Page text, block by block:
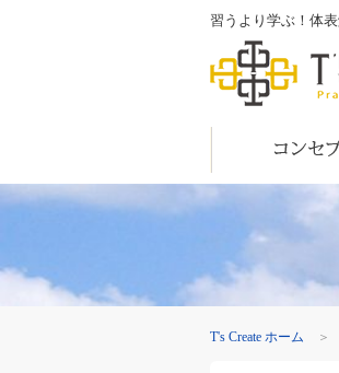
習うより学ぶ！体
T's Create ホーム ＞